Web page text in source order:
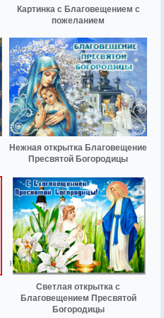
Картинка с Благовещением с
пожеланием
Нежная открытка Благовещение
Пресвятой Богородицы
Светлая открытка с
Благовещением Пресвятой
Богородицы